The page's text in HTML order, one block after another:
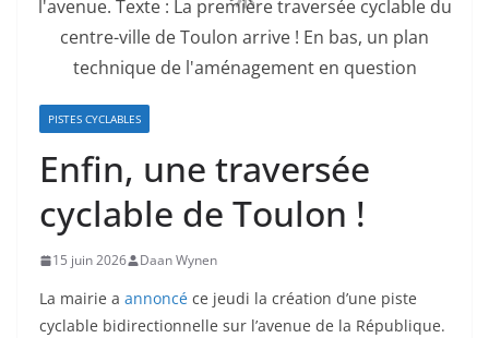
PISTES CYCLABLES
Enfin, une traversée
cyclable de Toulon !
15 juin 2026 Daan Wynen
La mairie a annoncé ce jeudi la création d’une piste
cyclable bidirectionnelle sur l’avenue de la République.